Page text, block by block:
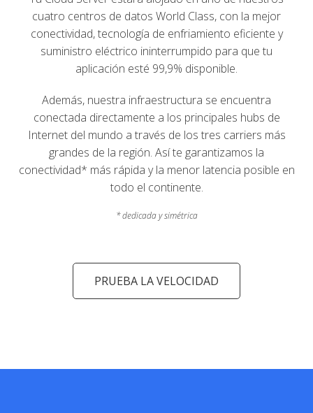
cuatro centros de datos World Class, con la mejor
conectividad, tecnología de enfriamiento eficiente y
suministro eléctrico ininterrumpido para que tu
aplicación esté 99,9% disponible.
Además, nuestra infraestructura se encuentra
conectada directamente a los principales hubs de
Internet del mundo a través de los tres carriers más
grandes de la región. Así te garantizamos la
conectividad* más rápida y la menor latencia posible en
todo el continente.
* dedicada y simétrica
PRUEBA LA VELOCIDAD